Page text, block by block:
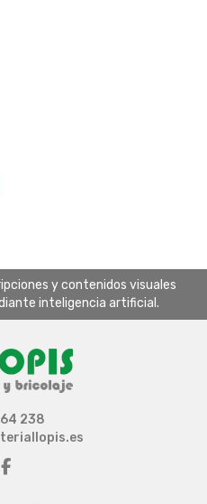
y contenidos visuales
inteligencia artificial.
238